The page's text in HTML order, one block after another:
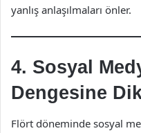
yanlış anlaşılmaları önler.
4. Sosyal
Dengesine
Flört döneminde sosyal